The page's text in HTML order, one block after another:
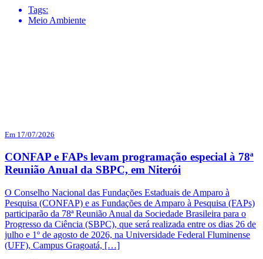
Tags:
Meio Ambiente
Em 17/07/2026
CONFAP e FAPs levam programação especial à 78ª
Reunião Anual da SBPC, em Niterói
O Conselho Nacional das Fundações Estaduais de Amparo à
Pesquisa (CONFAP) e as Fundações de Amparo à Pesquisa (FAPs)
participarão da 78ª Reunião Anual da Sociedade Brasileira para o
Progresso da Ciência (SBPC), que será realizada entre os dias 26 de
julho e 1º de agosto de 2026, na Universidade Federal Fluminense
(UFF), Campus Gragoatá, […]